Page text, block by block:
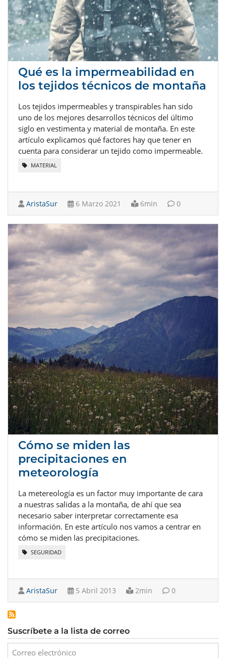
Qué es la impermeabilidad en
los tejidos técnicos de montaña
Los tejidos impermeables y transpirables han sido
uno de los mejores desarrollos técnicos del último
siglo en vestimenta y material de montaña. En este
artículo explicamos qué factores hay que tener en
cuenta para considerar un tejido como impermeable.
MATERIAL
AristaSur 6 Marzo 2021 6min 0
Cómo se miden las
precipitaciones en
meteorología
La metereología es un factor muy importante de cara
a nuestras salidas a la montaña, de ahí que sea
necesario saber interpretar correctamente esa
información. En este artículo nos vamos a centrar en
cómo se miden las precipitaciones.
SEGURIDAD
AristaSur 5 Abril 2013 2min 0
Suscríbete a la lista de correo